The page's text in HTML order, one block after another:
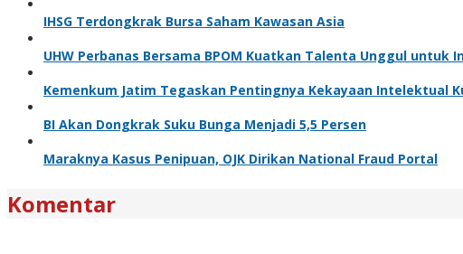
IHSG Terdongkrak Bursa Saham Kawasan Asia
UHW Perbanas Bersama BPOM Kuatkan Talenta Unggul untuk
Kemenkum Jatim Tegaskan Pentingnya Kekayaan Intelektual
BI Akan Dongkrak Suku Bunga Menjadi 5,5 Persen
Maraknya Kasus Penipuan, OJK Dirikan National Fraud Portal
Komentar